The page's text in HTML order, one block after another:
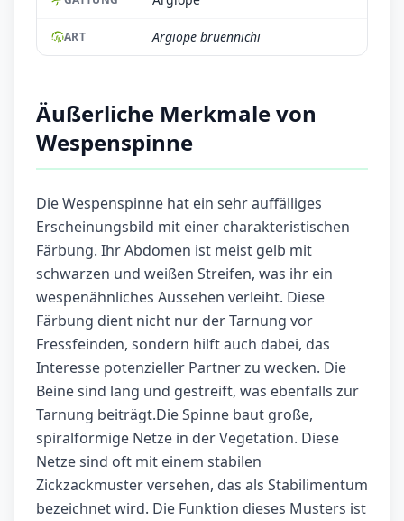
ART Argiope bruennichi
Äußerliche Merkmale von
Wespenspinne
Die Wespenspinne hat ein sehr auffälliges
Erscheinungsbild mit einer charakteristischen
Färbung. Ihr Abdomen ist meist gelb mit
schwarzen und weißen Streifen, was ihr ein
wespenähnliches Aussehen verleiht. Diese
Färbung dient nicht nur der Tarnung vor
Fressfeinden, sondern hilft auch dabei, das
Interesse potenzieller Partner zu wecken. Die
Beine sind lang und gestreift, was ebenfalls zur
Tarnung beiträgt.Die Spinne baut große,
spiralförmige Netze in der Vegetation. Diese
Netze sind oft mit einem stabilen
Zickzackmuster versehen, das als Stabilimentum
bezeichnet wird. Die Funktion dieses Musters ist